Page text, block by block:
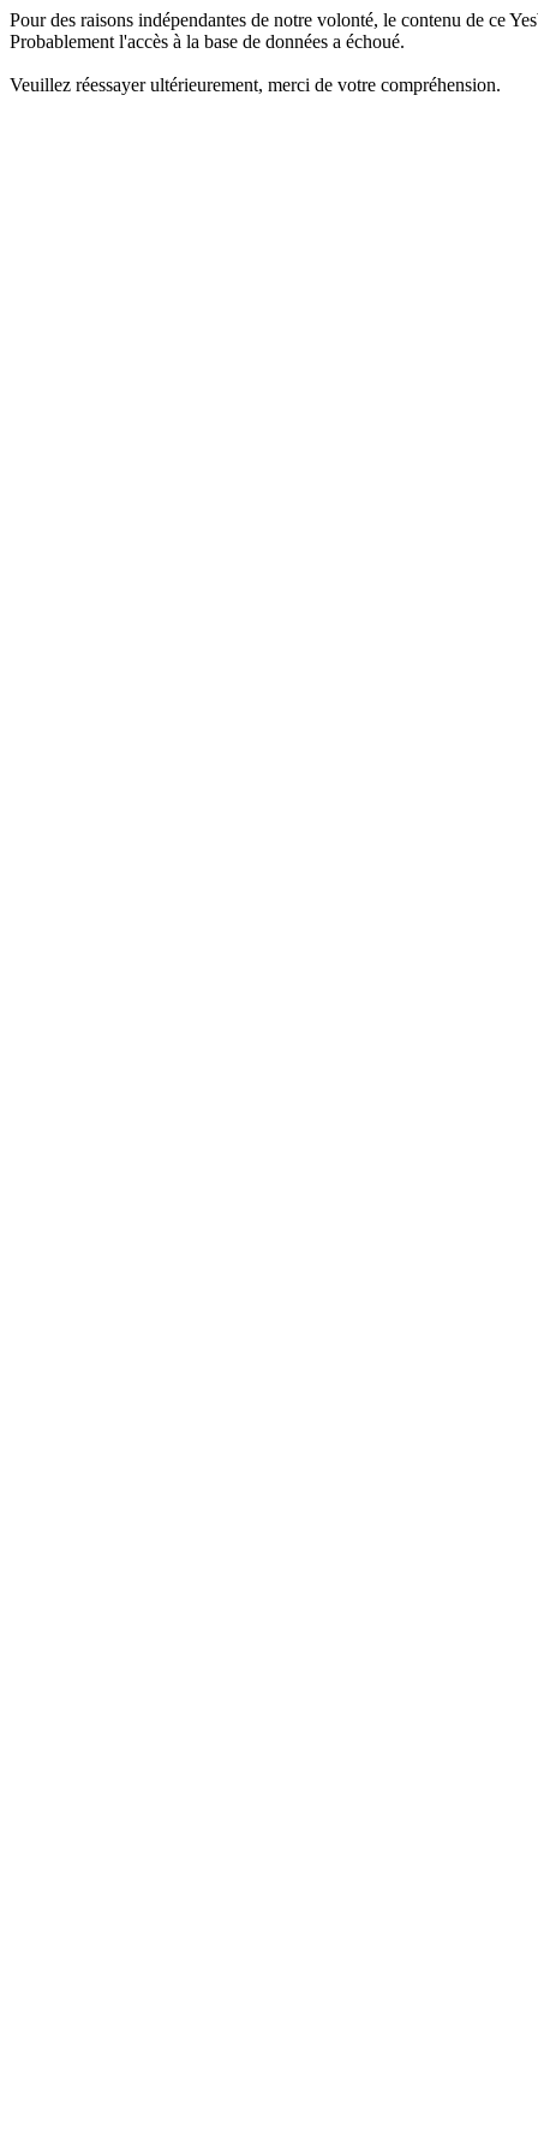
Pour des raisons indépendantes de notre volonté, le contenu de ce
Probablement l'accès à la base de données a échoué.
Veuillez réessayer ultérieurement, merci de votre compréhension.